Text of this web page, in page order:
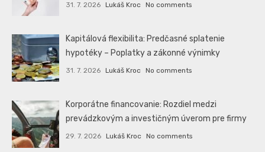
31. 7. 2026 Lukáš Kroc No comments
Kapitálová flexibilita: Predčasné splatenie
hypotéky – Poplatky a zákonné výnimky
31. 7. 2026 Lukáš Kroc No comments
Korporátne financovanie: Rozdiel medzi
prevádzkovým a investičným úverom pre firmy
29. 7. 2026 Lukáš Kroc No comments